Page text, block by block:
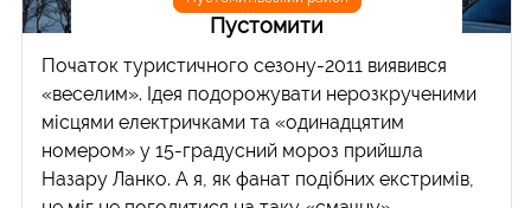
Пустомити
Початок туристичного сезону-2011 виявився
«веселим». Ідея подорожувати нерозкрученими
місцями електричками та «одинадцятим
номером» у 15-градусний мороз прийшла
Назару Ланко. А я, як фанат подібних екстримів,